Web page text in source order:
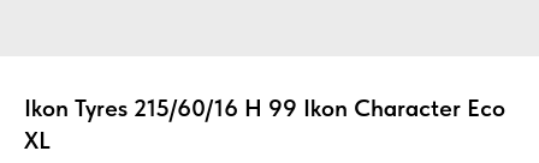
Ikon Tyres 215/60/16 H 99 Ikon Character Eco
XL